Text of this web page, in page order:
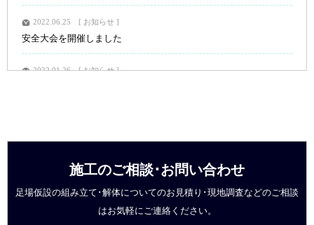
2022.06.25 お知らせ
安全大会を開催しました
2022.01.26 お知らせ
2021.01.13 お知らせ
お知らせ
施工のご相談･お問い合わせ
足場仮設の組み立て･解体についてのお見積り･現地調査などのご相談
はお気軽にご連絡ください。